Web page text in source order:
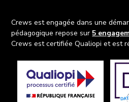
Crews est engagée dans une
pédagogique repose sur 5
Crews est certifiée Qualiopi et est